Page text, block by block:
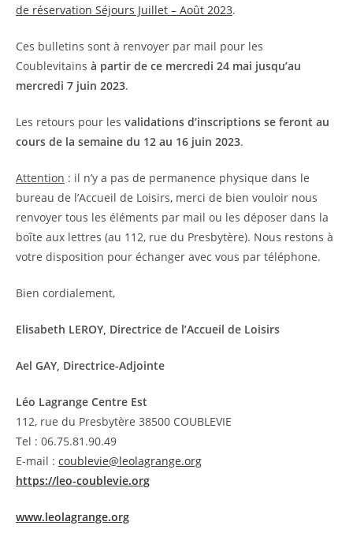
de réservation Séjours Juillet – Août 2023.
Ces bulletins sont à renvoyer par mail pour les
Coublevitains à partir de ce mercredi 24 mai jusqu’au
mercredi 7 juin 2023.
Les retours pour les validations d’inscriptions se feront au
cours de la semaine du 12 au 16 juin 2023.
Attention : il n’y a pas de permanence physique dans le
bureau de l’Accueil de Loisirs, merci de bien vouloir nous
renvoyer tous les éléments par mail ou les déposer dans la
boîte aux lettres (au 112, rue du Presbytère). Nous restons à
votre disposition pour échanger avec vous par téléphone.
Bien cordialement,
Elisabeth LEROY, Directrice de l’Accueil de Loisirs
Ael GAY, Directrice-Adjointe
Léo Lagrange Centre Est
112, rue du Presbytère 38500 COUBLEVIE
Tel : 06.75.81.90.49
E-mail : coublevie@leolagrange.org
https://leo-coublevie.org
www.leolagrange.org